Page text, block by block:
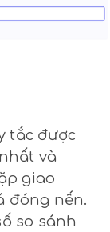
tắc được
và
giao
đóng nến.
so sánh